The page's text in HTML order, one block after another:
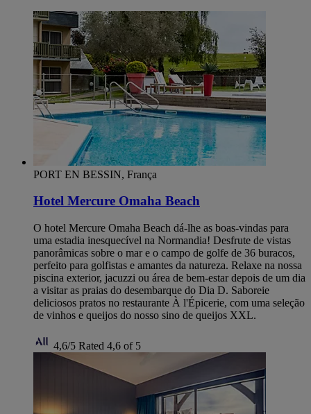
PORT EN BESSIN, França
Hotel Mercure Omaha Beach
O hotel Mercure Omaha Beach dá-lhe as boas-vindas para
uma estadia inesquecível na Normandia! Desfrute de vistas
panorâmicas sobre o mar e o campo de golfe de 36 buracos,
perfeito para golfistas e amantes da natureza. Relaxe na nossa
piscina exterior, jacuzzi ou área de bem-estar depois de um dia
a visitar as praias do desembarque do Dia D. Saboreie
deliciosos pratos no restaurante À l'Épicerie, com uma seleção
de vinhos e queijos do nosso sino de queijos XXL.
4,6/5 Rated 4,6 of 5